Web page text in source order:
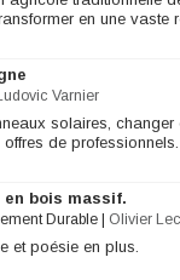
en une vaste
Varnier
solaires, changer
de
bois massif.
Durable Olivier
et poésie en plus.